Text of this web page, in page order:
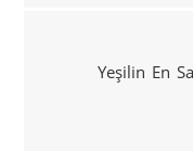
Yeşilin En